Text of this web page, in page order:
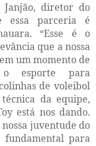
Janjão, diretor do
essa parceria é
“Esse é o
que a nossa
um momento de
o esporte para
de voleibol
da equipe,
está nos dando.
juventude do
fundamental para